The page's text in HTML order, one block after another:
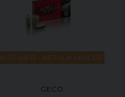
KÖP MER - BETALA MINDRE
GECO